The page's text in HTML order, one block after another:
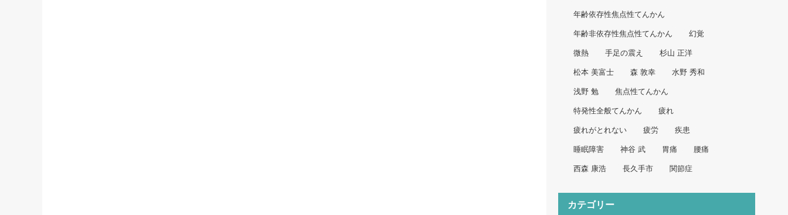
年齢依存性焦点性てんかん
年齢非依存性焦点性てんかん 幻覚
微熱 手足の震え 杉山 正洋
松本 美富士 森 敦幸 水野 秀和
浅野 勉 焦点性てんかん
特発性全般てんかん 疲れ
疲れがとれない 疲労 疾患
睡眠障害 神谷 武 胃痛 腰痛
西森 康浩 長久手市 関節症
カテゴリー